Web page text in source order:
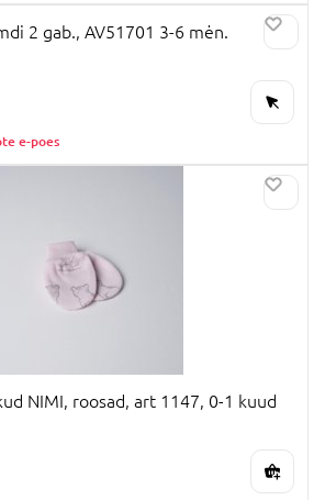
2 gab., AV51701 3-6 mėn.
e-poes
NIMI, roosad, art 1147, 0-1 kuud